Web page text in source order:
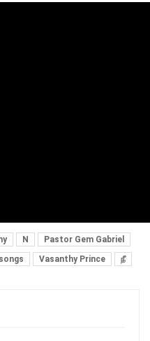
N
Pastor Gem Gabriel
Vasanthy Prince நீ